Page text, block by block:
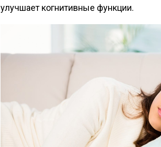
улучшает когнитивные функции.